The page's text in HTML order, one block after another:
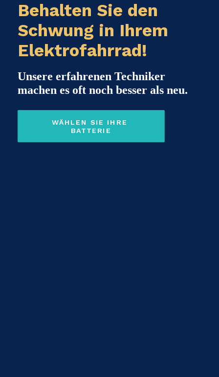
Behalten Sie den
Schwung in Ihrem
Elektrofahrrad!
Unsere erfahrenen Techniker
machen es oft noch besser als neu.
WÄHLEN SIE IHRE
BATTERIE